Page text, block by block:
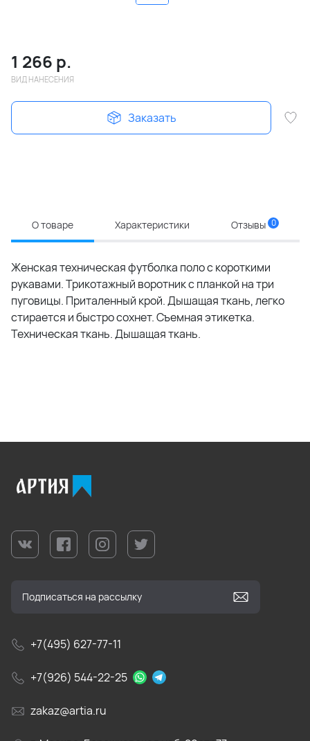
1 266 р.
ВИД НАНЕСЕНИЯ
Заказать
О товаре Характеристики Отзывы 0
Женская техническая футболка поло с короткими
рукавами. Трикотажный воротник с планкой на три
пуговицы. Приталенный крой. Дышащая ткань, легко
стирается и быстро сохнет. Съемная этикетка.
Техническая ткань. Дышащая ткань.
+7(495) 627-77-11
+7(926) 544-22-25
zakaz@artia.ru